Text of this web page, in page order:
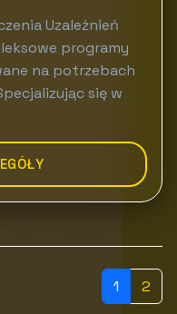
Uzależnień
programy
na potrzebach
się w
1 2